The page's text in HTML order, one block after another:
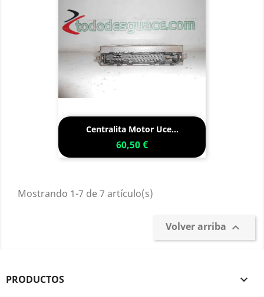
Centralita Motor Uce...
60,50 €
Mostrando 1-7 de 7 artículo(s)
Volver arriba 
PRODUCTOS 